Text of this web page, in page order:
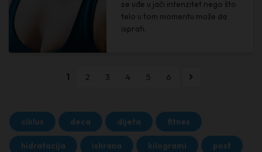
se uđe u jači intenzitet nego što
telo u tom momentu može da
isprati.
1 2 3 4 5 6
ciklus deca dijeta fitnes
hidratacija ishrana kilogrami post